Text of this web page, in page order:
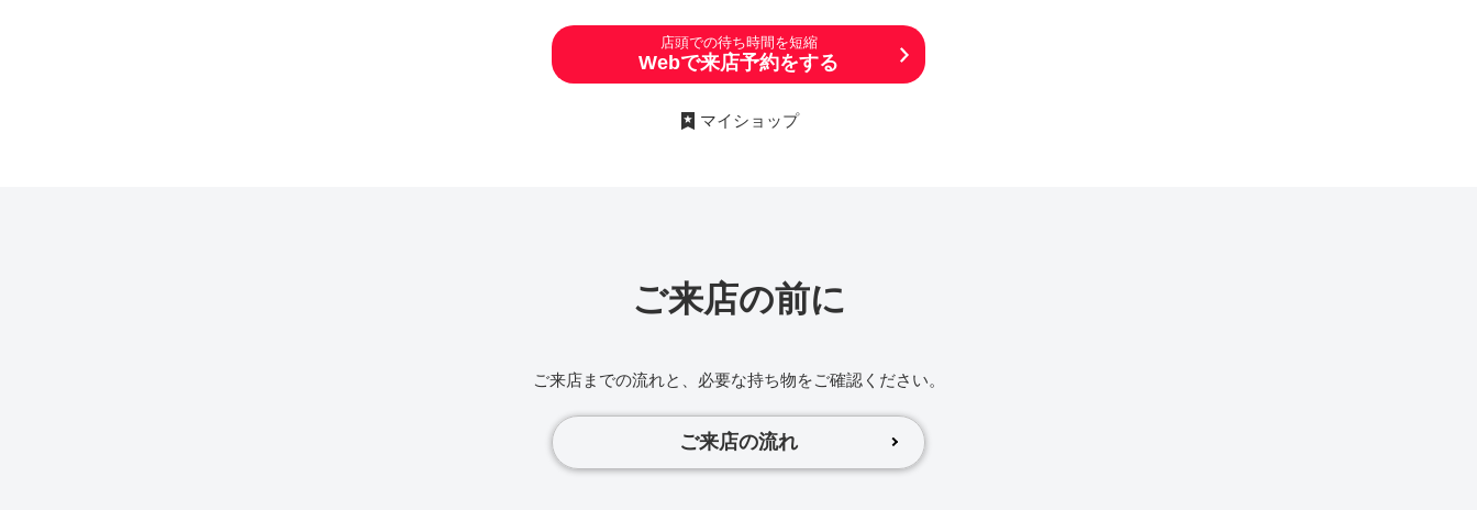
店頭での待ち時間を短縮
Webで来店予約をする
マイショップ
ご来店の前に
ご来店までの流れと、必要な持ち物をご確認ください。
ご来店の流れ